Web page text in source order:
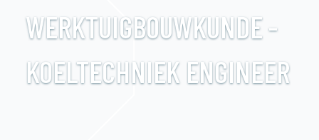
WERKTUIGBOUWKUNDE -
KOELTECHNIEK ENGINEER